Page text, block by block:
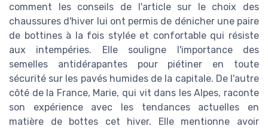
comment les conseils de l'article sur le choix des
chaussures d'hiver lui ont permis de dénicher une paire
de bottines à la fois stylée et confortable qui résiste
aux intempéries. Elle souligne l'importance des
semelles antidérapantes pour piétiner en toute
sécurité sur les pavés humides de la capitale. De l'autre
côté de la France, Marie, qui vit dans les Alpes, raconte
son expérience avec les tendances actuelles en
matière de bottes cet hiver. Elle mentionne avoir